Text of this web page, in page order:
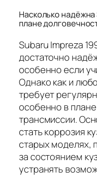
Насколько надёжна
плане
Subaru Impreza
достаточно
особенно если
Однако как и
требует
особенно в
трансмиссии.
стать коррозия
старых моделях,
за состоянием
устранять